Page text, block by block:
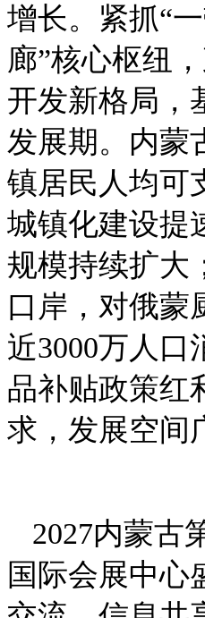
增长。紧抓“
廊”核心枢纽
开发新格局，
发展期。内蒙
镇居民人均可
城镇化建设提
规模持续扩大
口岸，对俄蒙
近3000万人
品补贴政策红
求，发展空间
2027内蒙古
国际会展中心